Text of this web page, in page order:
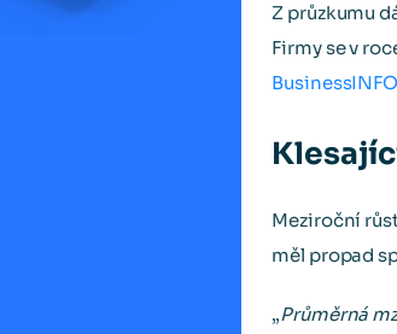
Z průzkumu
Firmy se v
Meziroční
měl propad
„Průměrná